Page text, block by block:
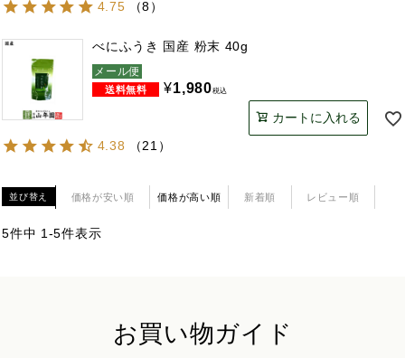
4.75
（8）
べにふうき 国産 粉末 40g
メール便
¥1,980税込
カートに入れる
4.38
（21 ）
並び替え 価格が安い順 価格が高い順 新着順 レビュー順
5件中 1 -5件表示
お買い物ガイド